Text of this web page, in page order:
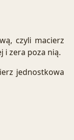
czyli macierz
i zera poza nią.
jednostkowa